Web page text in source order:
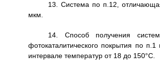
13. Система по п.12,
мкм.
14. Способ получения
фотокаталитического покрытия по
интервале температур от 18 до 150°С.